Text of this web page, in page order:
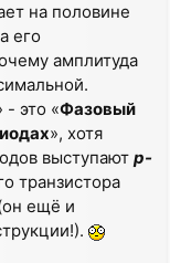
на половине
его
амплитуда
- это «Фазовый
», хотя
выступают p-
транзистора
ещё и